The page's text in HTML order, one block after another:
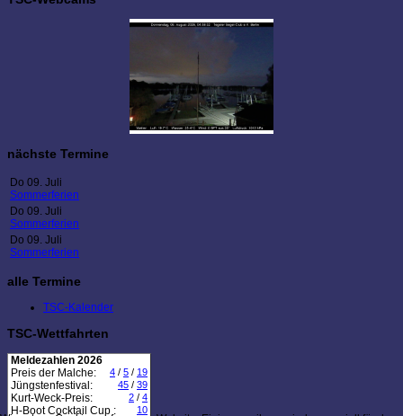
nächste Termine
Do 09. Juli
Sommerferien
Do 09. Juli
Sommerferien
Do 09. Juli
Sommerferien
alle Termine
TSC-Kalender
TSC-Wettfahrten
Meldezahlen 2026
Preis der Malche:
4 / 5 / 19
Jüngstenfestival: 45 / 39
Kurt-Weck-Preis: 2 / 4
H-Boot Cocktail Cup : 10